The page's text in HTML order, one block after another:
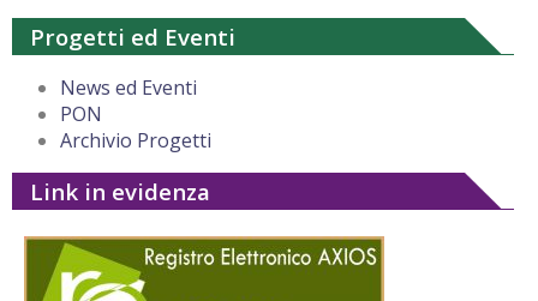
Progetti ed Eventi
News ed Eventi
PON
Archivio Progetti
Link in evidenza